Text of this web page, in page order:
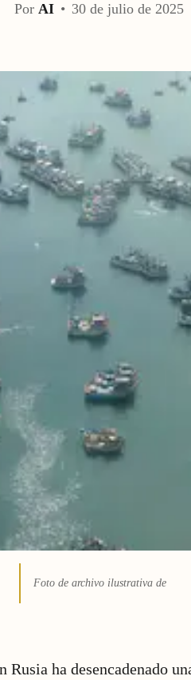
Por AI • 30 de julio de 2025
Foto de archivo ilustrativa de
ha desencadenado